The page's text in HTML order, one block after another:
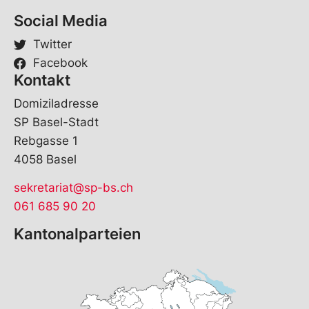
Social Media
Twitter
Facebook
Kontakt
Domiziladresse
SP Basel-Stadt
Rebgasse 1
4058 Basel
sekretariat@sp-bs.ch
061 685 90 20
Kantonalparteien